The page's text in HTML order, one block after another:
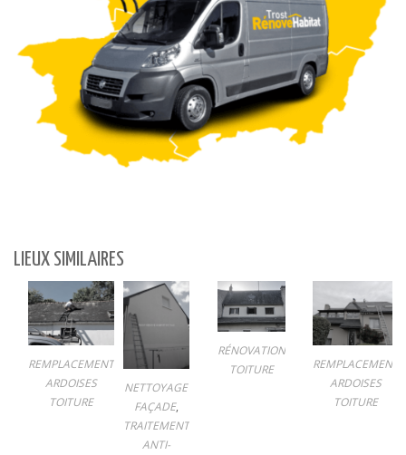
LIEUX SIMILAIRES
REMPLACEMENT
ARDOISES
TOITURE
NETTOYAGE
FAÇADE,
TRAITEMENT
ANTI-
RÉNOVATION
TOITURE
REMPLACEMENT
ARDOISES
TOITURE